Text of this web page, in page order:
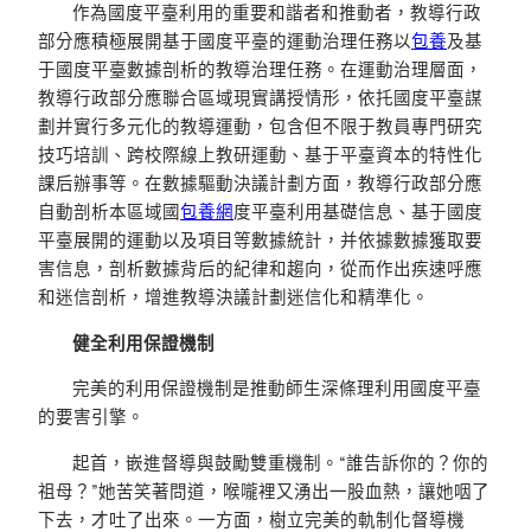
作為國度平臺利用的重要和諧者和推動者，教導行政
部分應積極展開基于國度平臺的運動治理任務以包養及基
于國度平臺數據剖析的教導治理任務。在運動治理層面，
教導行政部分應聯合區域現實講授情形，依托國度平臺謀
劃并實行多元化的教導運動，包含但不限于教員專門研究
技巧培訓、跨校際線上教研運動、基于平臺資本的特性化
課后辦事等。在數據驅動決議計劃方面，教導行政部分應
自動剖析本區域國包養網度平臺利用基礎信息、基于國度
平臺展開的運動以及項目等數據統計，并依據數據獲取要
害信息，剖析數據背后的紀律和趨向，從而作出疾速呼應
和迷信剖析，增進教導決議計劃迷信化和精準化。
健全利用保證機制
完美的利用保證機制是推動師生深條理利用國度平臺
的要害引擎。
起首，嵌進督導與鼓勵雙重機制。“誰告訴你的？你的
祖母？”她苦笑著問道，喉嚨裡又湧出一股血熱，讓她咽了
下去，才吐了出來。一方面，樹立完美的軌制化督導機